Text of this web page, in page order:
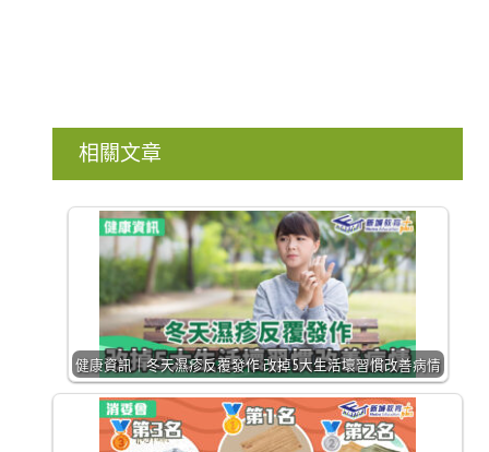
相關文章
健康資訊｜冬天濕疹反覆發作 改掉5大生活壞習慣改善病情